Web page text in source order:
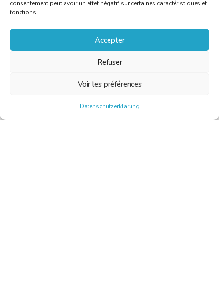
consentement peut avoir un effet négatif sur certaines caractéristiques et
fonctions.
Accepter
Refuser
Voir les préférences
Datenschutzerklärung